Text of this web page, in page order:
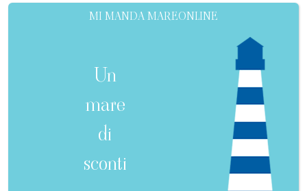
MI MANDA MAREONLINE
Un
mare
di
sconti